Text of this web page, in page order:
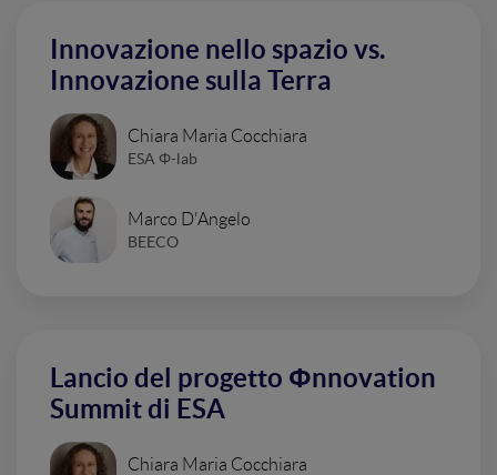
Innovazione nello spazio vs.
Innovazione sulla Terra
Chiara Maria Cocchiara
ESA Φ-lab
Marco D'Angelo
BEECO
Lancio del progetto Φnnovation
Summit di ESA
Chiara Maria Cocchiara